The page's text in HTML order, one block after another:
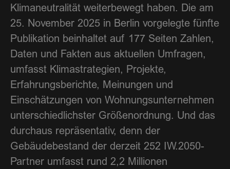
Klimaneutralität weiterbewegt haben. Die am
25. November 2025 in Berlin vorgelegte fünfte
Publikation beinhaltet auf 177 Seiten Zahlen,
Daten und Fakten aus aktuellen Umfragen,
umfasst Klimastrategien, Projekte,
Erfahrungsberichte, Meinungen und
Einschätzungen von Wohnungsunternehmen
unterschiedlichster Größenordnung. Und das
durchaus repräsentativ, denn der
Gebäudebestand der derzeit 252 IW.2050-
Partner umfasst rund 2,2 Millionen